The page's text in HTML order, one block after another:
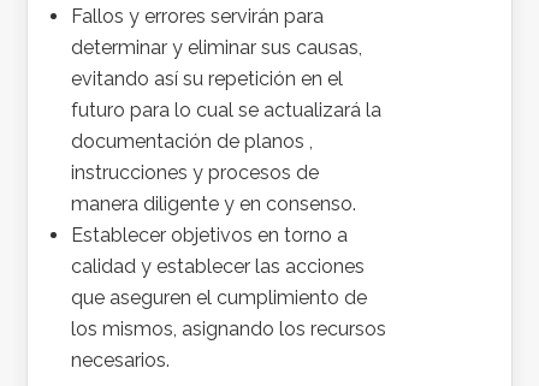
Fallos y errores servirán para
determinar y eliminar sus causas,
evitando así su repetición en el
futuro para lo cual se actualizará la
documentación de planos ,
instrucciones y procesos de
manera diligente y en consenso.
Establecer objetivos en torno a
calidad y establecer las acciones
que aseguren el cumplimiento de
los mismos, asignando los recursos
necesarios.